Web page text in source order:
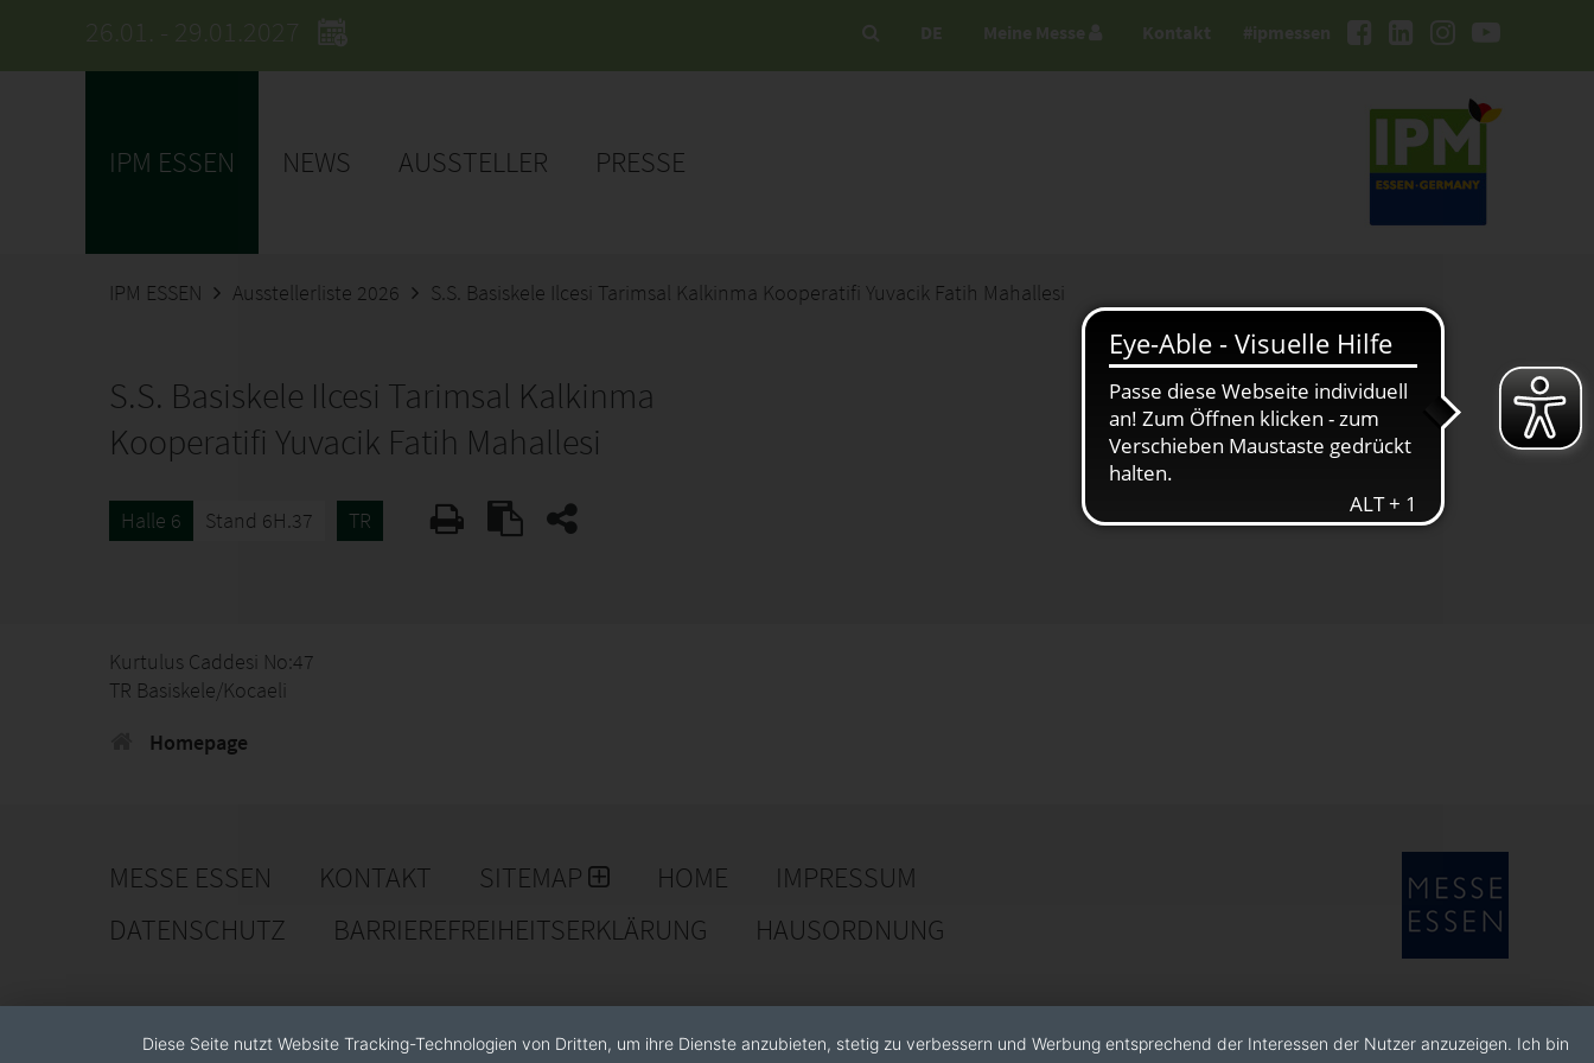
26.01. - 29.01.2027 #ipmessen
DE Meine Messe Kontakt
IPM ESSEN NEWS AUSSTELLER PRESSE
IPM ESSEN Ausstellerliste 2026 S.S. Basiskele Ilcesi Tarimsal Kalkinma Kooperatifi Yuvacik Fatih Mahallesi
S.S. Basiskele Ilcesi Tarimsal Kalkinma
Kooperatifi Yuvacik Fatih Mahallesi
Halle 6 Stand 6H.37 TR
Kurtulus Caddesi No:47
TR Basiskele/Kocaeli
Homepage
MESSE ESSEN KONTAKT SITEMAP HOME
IMPRESSUM
DATENSCHUTZ
BARRIEREFREIHEITSERKLÄRUNG HAUSORDNUNG
Diese Seite nutzt Website Tracking-Technologien von Dritten, um ihre Dienste anzubieten, stetig zu verbessern und Werbung entsprechend der Interessen der Nutzer anzuzeigen. Ich bin